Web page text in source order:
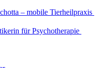
– mobile Tierheilpraxis
für Psychotherapie